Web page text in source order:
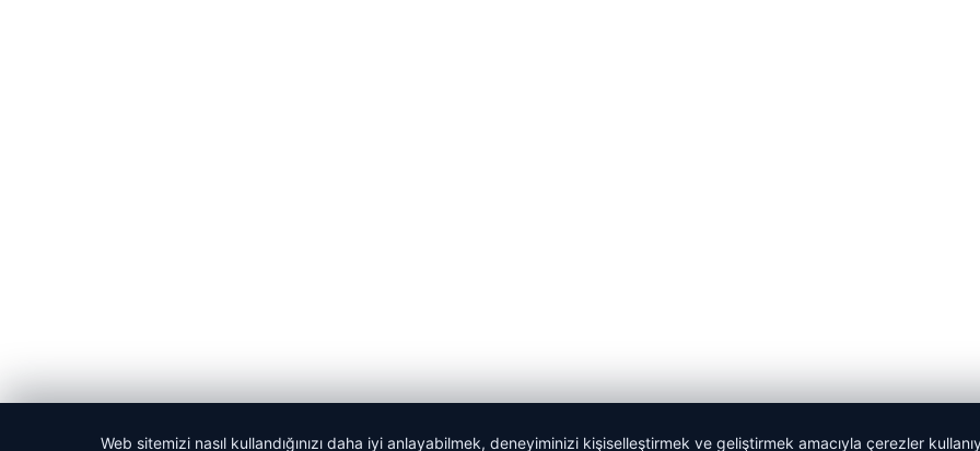
Web sitemizi nasıl kullandığınızı daha iyi anlayabilmek, deneyiminizi kişiselleştirmek ve geliştirmek amacıyla çerezler